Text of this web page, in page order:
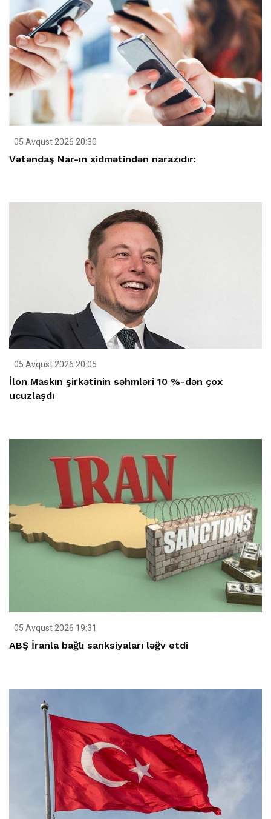
05 Avqust 2026 20:30
Vətəndaş Nar-ın xidmətindən narazıdır:
05 Avqust 2026 20:05
İlon Maskın şirkətinin səhmləri 10 %-dən çox
ucuzlaşdı
05 Avqust 2026 19:31
ABŞ İranla bağlı sanksiyaları ləğv etdi